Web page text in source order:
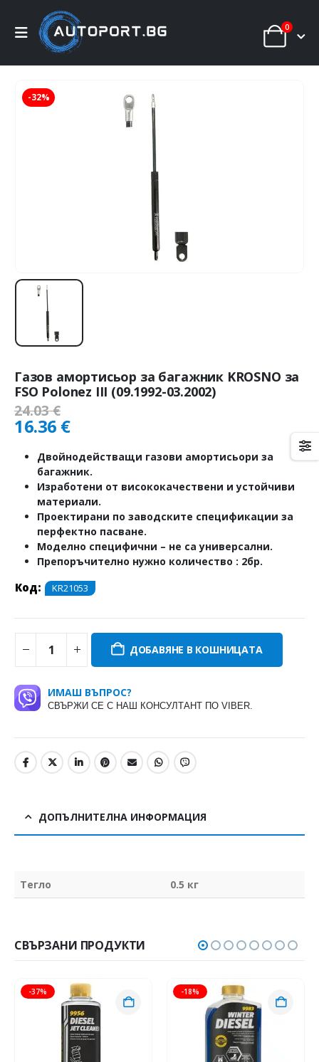
0
-32%
Газов амортисьор за багажник KROSNO за
FSO Polonez III (09.1992-03.2002)
24.03€
16.36 €
Двойнодействащи газови амортисьори за
багажник.
Изработени от висококачествени и устойчиви
материали.
Проектирани по заводските спецификации за
перфектно пасване.
Моделно специфични – не са универсални.
Препоръчително нужно количество : 2бр.
Код: KR21053
ДОБАВЯНЕ В КОШНИЦАТА
ИМАШ ВЪПРОС?
СВЪРЖИ СЕ С НАШ КОНСУЛТАНТ ПО VIBER.
ДОПЪЛНИТЕЛНА ИНФОРМАЦИЯ
Тегло 0.5 кг
СВЪРЗАНИ ПРОДУКТИ
-37% -18%